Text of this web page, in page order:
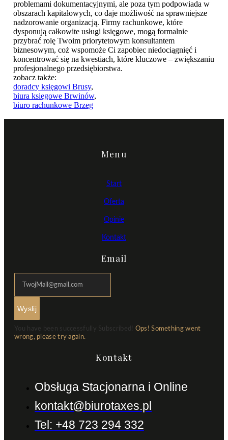
problemami dokumentacyjnymi, ale poza tym podpowiada w
obszarach kapitałowych, co daje możliwość na sprawniejsze
nadzorowanie organizacją. Firmy rachunkowe, które
dysponują całkowite usługi księgowe, mogą formalnie
przybrać rolę Twoim priorytetowym konsultantem
biznesowym, coż wspomoże Ci zapobiec niedociągnięć i
koncentrować się na kwestiach, które kluczowe – zwiększaniu
profesjonalnego przedsiębiorstwa.
zobacz także:
doradcy księgowi Brusy,
biura księgowe Brwinów,
biuro rachunkowe Brzeg
Menu
Start
Oferta
Opinie
Kontakt
Email
Wyslij
You have been successfully Subscribed!
Ops! Something went
wrong, please try again.
Kontakt
Obsługa Stacjonarna i Online
kontakt@biurotaxes.pl
Tel: +48 723 294 332